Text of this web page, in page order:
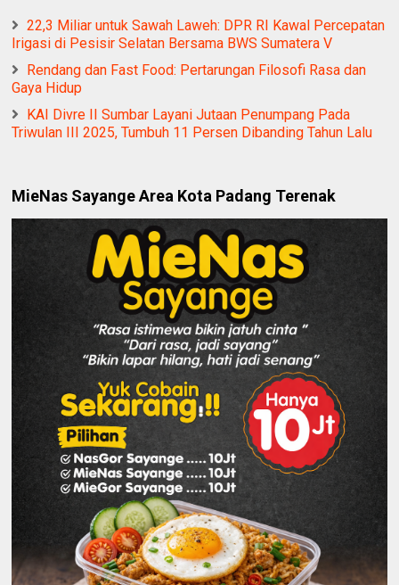
‎22,3 Miliar untuk Sawah Laweh: DPR RI Kawal Percepatan
Irigasi di Pesisir Selatan Bersama BWS Sumatera V
Rendang dan Fast Food: Pertarungan Filosofi Rasa dan
Gaya Hidup
KAI Divre II Sumbar Layani Jutaan Penumpang Pada
Triwulan III 2025, Tumbuh 11 Persen Dibanding Tahun Lalu
MieNas Sayange Area Kota Padang Terenak